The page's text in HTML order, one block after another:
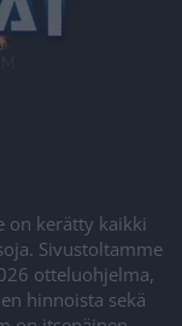
on kerätty kaikki
Sivustoltamme
otteluohjelma,
hinnoista sekä